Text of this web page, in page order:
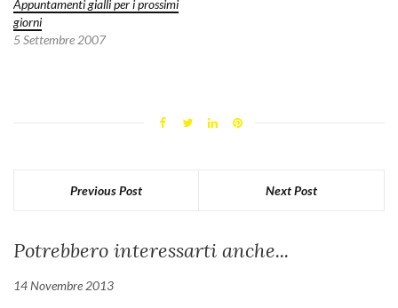
Appuntamenti gialli per i prossimi
giorni
5 Settembre 2007
Previous Post Next Post
Potrebbero interessarti anche...
14 Novembre 2013